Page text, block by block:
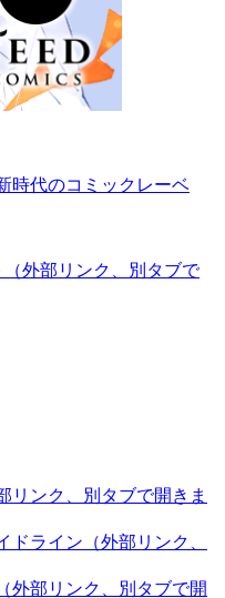
時代のコミックレーベ
（外部リンク、別タブで
リンク、別タブで開きま
ドライン （外部リンク、
（外部リンク、別タブで開